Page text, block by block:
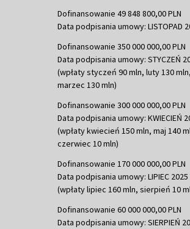
Dofinansowanie 49 848 800,00 PLN
Data podpisania umowy: LISTOPAD
Dofinansowanie 350 000 000,00 PLN
Data podpisania umowy: STYCZEŃ
(wpłaty styczeń 90 mln, luty 130 mln,
marzec 130 mln)
Dofinansowanie 300 000 000,00 PLN
Data podpisania umowy: KWIECIEŃ
(wpłaty kwiecień 150 mln, maj 140
czerwiec 10 mln)
Dofinansowanie 170 000 000,00 PLN
Data podpisania umowy: LIPIEC 2025
(wpłaty lipiec 160 mln, sierpień 10
Dofinansowanie 60 000 000,00 PLN
Data podpisania umowy: SIERPIEŃ